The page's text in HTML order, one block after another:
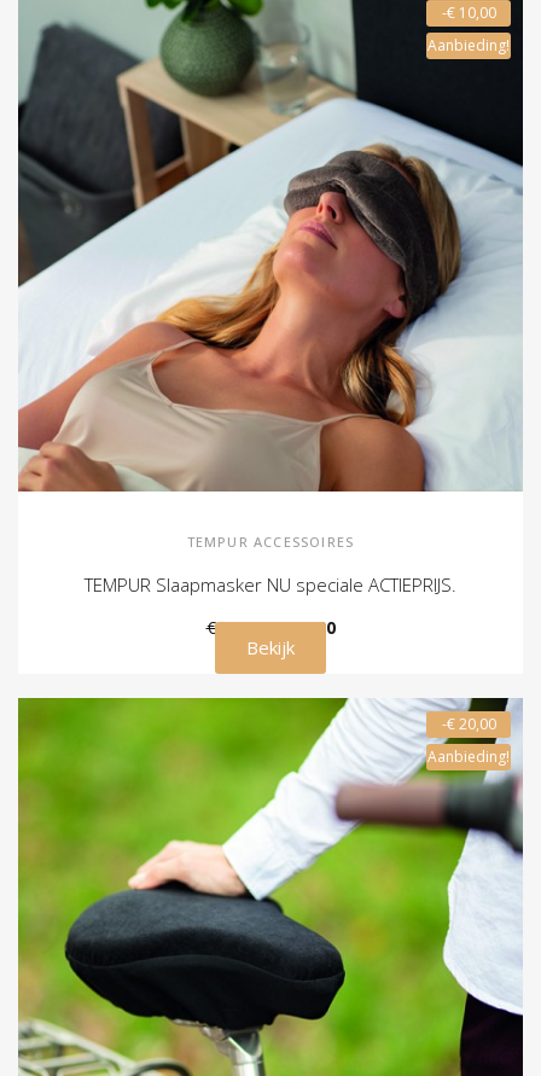
-€ 10,00
Aanbieding!
TEMPUR ACCESSOIRES
TEMPUR Slaapmasker NU speciale ACTIEPRIJS.
€ 39,00 € 29,00
Bekijk
-€ 20,00
Aanbieding!